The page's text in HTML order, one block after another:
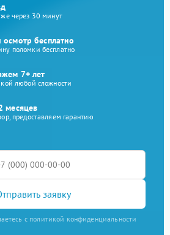
через 30 минут
бесплатно
поломки бесплатно
7+ лет
любой сложности
месяцев
предоставляем гарантию
заявку
с политикой конфиденциальности